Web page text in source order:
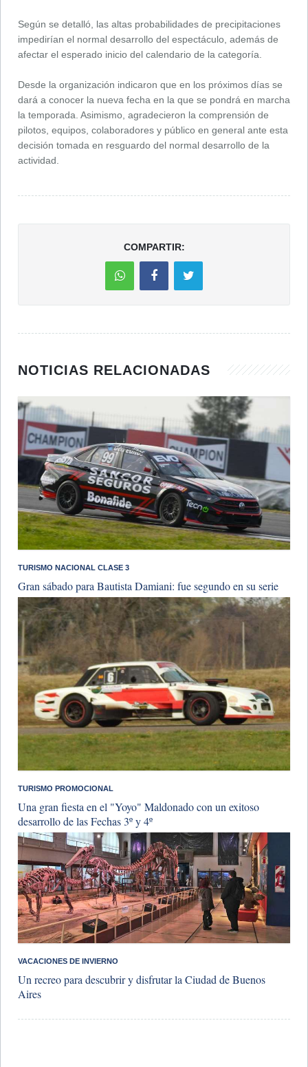
Según se detalló, las altas probabilidades de precipitaciones
impedirían el normal desarrollo del espectáculo, además de
afectar el esperado inicio del calendario de la categoría.
Desde la organización indicaron que en los próximos días se
dará a conocer la nueva fecha en la que se pondrá en marcha
la temporada. Asimismo, agradecieron la comprensión de
pilotos, equipos, colaboradores y público en general ante esta
decisión tomada en resguardo del normal desarrollo de la
actividad.
COMPARTIR:
NOTICIAS RELACIONADAS
TURISMO NACIONAL CLASE 3
Gran sábado para Bautista Damiani: fue segundo en su serie
TURISMO PROMOCIONAL
Una gran fiesta en el "Yoyo" Maldonado con un exitoso
desarrollo de las Fechas 3º y 4º
VACACIONES DE INVIERNO
Un recreo para descubrir y disfrutar la Ciudad de Buenos
Aires